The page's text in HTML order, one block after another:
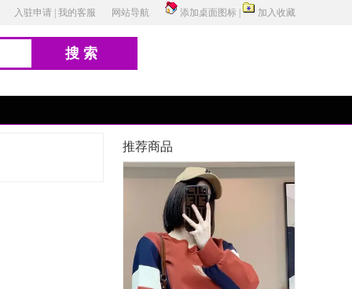
入驻申请 我的客服 网站导航 添加桌面图标 加入收藏
搜索
推荐商品